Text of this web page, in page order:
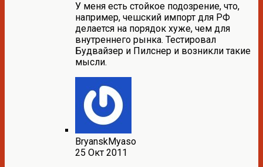
У меня есть стойкое подозрение, что,
например, чешский импорт для РФ
делается на порядок хуже, чем для
внутреннего рынка. Тестировал
Будвайзер и Пилснер и возникли такие
мысли.
BryanskMyaso
25 Окт 2011